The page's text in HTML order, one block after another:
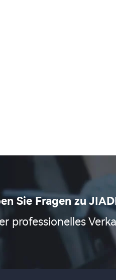
Sie Fragen zu
professionelles